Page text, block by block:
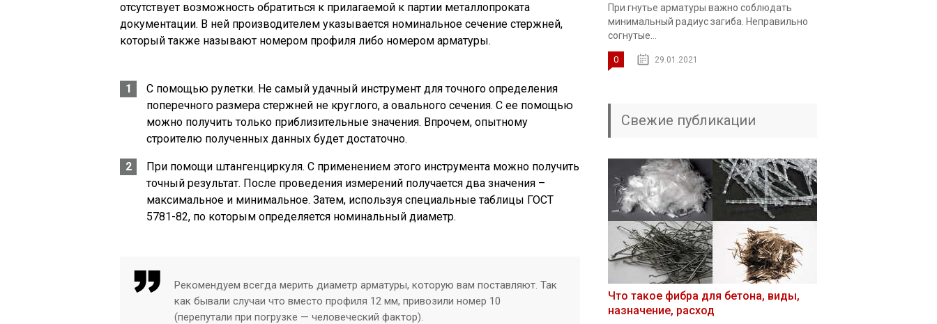
отсутствует возможность обратиться к прилагаемой к партии металлопроката
документации. В ней производителем указывается номинальное сечение стержней,
который также называют номером профиля либо номером арматуры.
С помощью рулетки. Не самый удачный инструмент для точного определения
поперечного размера стержней не круглого, а овального сечения. С ее помощью
можно получить только приблизительные значения. Впрочем, опытному
строителю полученных данных будет достаточно.
При помощи штангенциркуля. С применением этого инструмента можно получить
точный результат. После проведения измерений получается два значения –
максимальное и минимальное. Затем, используя специальные таблицы ГОСТ
5781-82, по которым определяется номинальный диаметр.
Рекомендуем всегда мерить диаметр арматуры, которую вам поставляют. Так
как бывали случаи что вместо профиля 12 мм, привозили номер 10
(перепутали при погрузке — человеческий фактор).
При гнутье арматуры важно соблюдать
минимальный радиус загиба. Неправильно
согнутые...
0 29.01.2021
Свежие публикации
Что такое фибра для бетона, виды,
назначение, расход